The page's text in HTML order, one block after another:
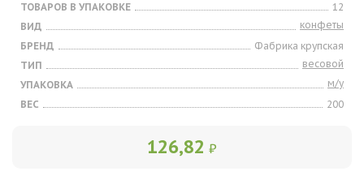
ТОВАРОВ В УПАКОВКЕ
12
ВИД
конфеты
БРЕНД
Фабрика крупская
ТИП
весовой
УПАКОВКА
м/у
ВЕС
200
126,82 ₽